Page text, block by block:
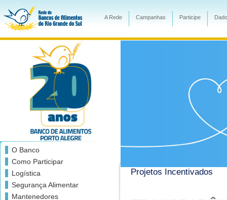
A Rede Campanhas Participe
O Banco
Como Participar
Logística
Segurança Alimentar
Mantenedores
Projetos Incentivados